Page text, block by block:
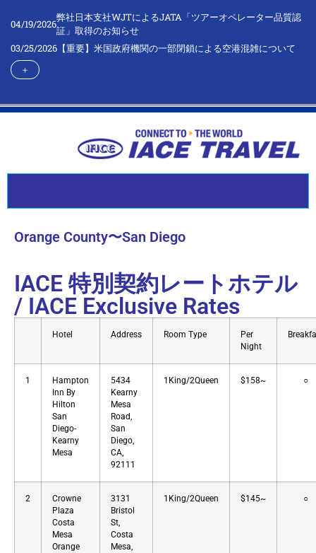
04/19/2026
弊社日本支社WJTによるJATA「ツアーオペレーター品質認
証」取得のお知らせ
03/25/2026 【重要】米国政府機関の一部閉鎖による空港混雑について
＋
Orange County〜San Diego
Crowne Plaza
Costa Mesa
Orange County
IACE 特別契約レートホテル
/ IACE Exclusive Rates
Hotel Address Room Type
Per
Night
1
Hampton
Inn By
Hilton
San
Diego-
Kearny
Mesa
5434
Kearny
Mesa
Road,
San
Diego,
CA,
92111
1King/2Queen $158~ ○
2
Crowne
Plaza
Costa
Mesa
Orange
3131
Bristol
St,
Costa
Mesa,
1King/2Queen $145~ ○